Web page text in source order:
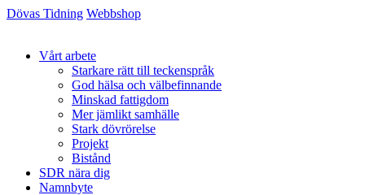
Dövas Tidning Webbshop
Vårt arbete
Starkare rätt till teckenspråk
God hälsa och välbefinnande
Minskad fattigdom
Mer jämlikt samhälle
Stark dövrörelse
Projekt
Bistånd
SDR nära dig
Namnbyte